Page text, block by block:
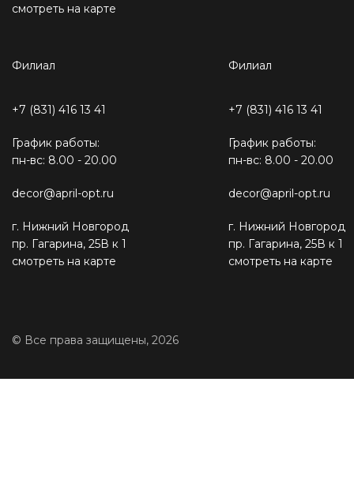
смотреть на карте
Филиал
+7 (831) 416 13 41
График работы:
пн-вс: 8.00 - 20.00
decor@april-opt.ru
г. Нижний Новгород
пр. Гагарина, 25В к 1
смотреть на карте
Филиал
+7 (831) 416 13 41
График работы:
пн-вс: 8.00 - 20.00
decor@april-opt.ru
г. Нижний Новгород
пр. Гагарина, 25В к 1
смотреть на карте
© Все права защищены, 2026